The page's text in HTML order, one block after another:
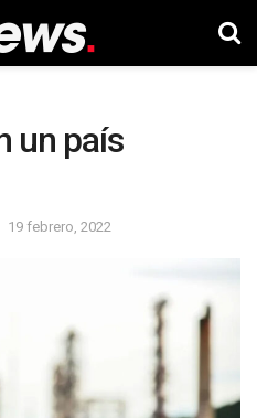
un país
19 febrero, 2022